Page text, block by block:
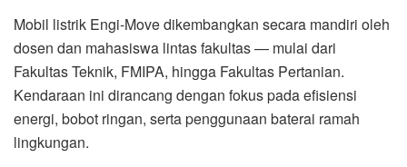
Mobil listrik Engi-Move dikembangkan secara mandiri oleh
dosen dan mahasiswa lintas fakultas — mulai dari
Fakultas Teknik, FMIPA, hingga Fakultas Pertanian.
Kendaraan ini dirancang dengan fokus pada efisiensi
energi, bobot ringan, serta penggunaan baterai ramah
lingkungan.